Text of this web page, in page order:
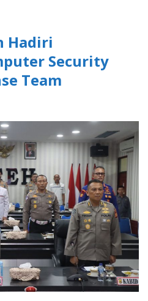
Hadiri
Security
Team